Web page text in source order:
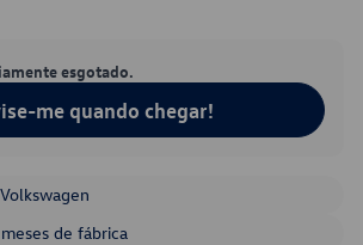
esgotado.
me quando chegar!
de fábrica